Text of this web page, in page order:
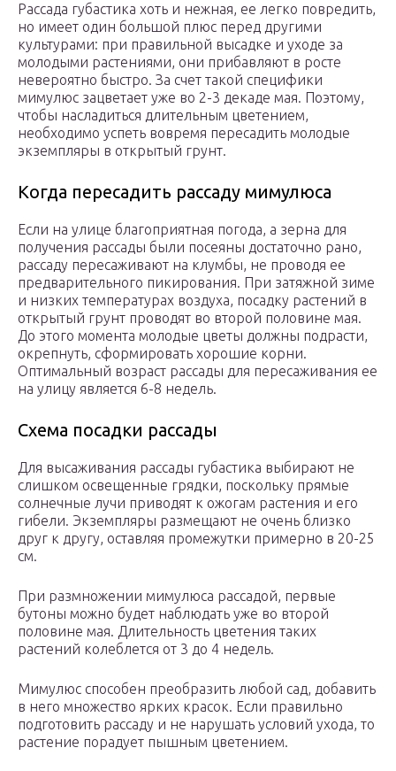
Рассада губастика хоть и нежная, ее легко повредить,
но имеет один большой плюс перед другими
культурами: при правильной высадке и уходе за
молодыми растениями, они прибавляют в росте
невероятно быстро. За счет такой специфики
мимулюс зацветает уже во 2-3 декаде мая. Поэтому,
чтобы насладиться длительным цветением,
необходимо успеть вовремя пересадить молодые
экземпляры в открытый грунт.
Когда пересадить рассаду мимулюса
Если на улице благоприятная погода, а зерна для
получения рассады были посеяны достаточно рано,
рассаду пересаживают на клумбы, не проводя ее
предварительного пикирования. При затяжной зиме
и низких температурах воздуха, посадку растений в
открытый грунт проводят во второй половине мая.
До этого момента молодые цветы должны подрасти,
окрепнуть, сформировать хорошие корни.
Оптимальный возраст рассады для пересаживания ее
на улицу является 6-8 недель.
Схема посадки рассады
Для высаживания рассады губастика выбирают не
слишком освещенные грядки, поскольку прямые
солнечные лучи приводят к ожогам растения и его
гибели. Экземпляры размещают не очень близко
друг к другу, оставляя промежутки примерно в 20-25
см.
При размножении мимулюса рассадой, первые
бутоны можно будет наблюдать уже во второй
половине мая. Длительность цветения таких
растений колеблется от 3 до 4 недель.
Мимулюс способен преобразить любой сад, добавить
в него множество ярких красок. Если правильно
подготовить рассаду и не нарушать условий ухода, то
растение порадует пышным цветением.